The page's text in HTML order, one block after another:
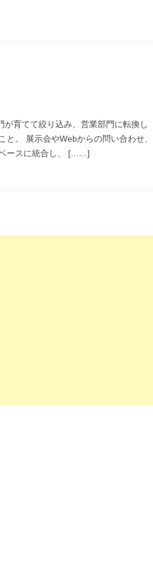
育てて絞り込み、営業部門に転換し
。 展示会やWebからの問い合わせ、
ースに統合し、 [……]